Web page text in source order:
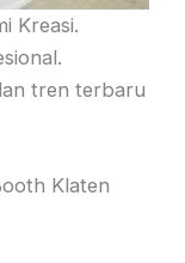
Kreasi.
tren terbaru
Klaten